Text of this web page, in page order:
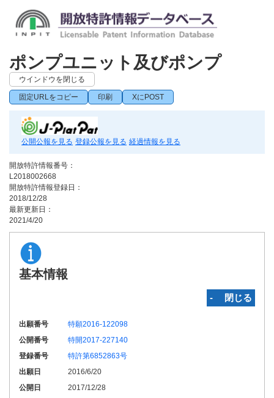
ポンプユニット及びポンプ
ウインドウを閉じる
固定URLをコピー 印刷 XにPOST
公開公報を見る 登録公報を見る 経過情報を見る
開放特許情報番号：
L2018002668
開放特許情報登録日：
2018/12/28
最新更新日：
2021/4/20
基本情報
‐ 閉じる
出願番号
特願2016-122098
公開番号
特開2017-227140
登録番号
特許第6852863号
出願日
2016/6/20
公開日
2017/12/28